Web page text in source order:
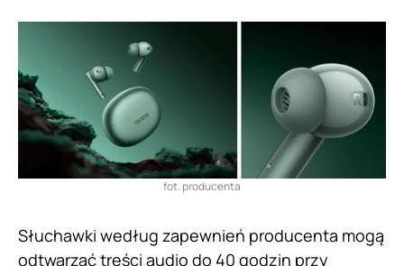
fot. producenta
Słuchawki według zapewnień producenta mogą
odtwarzać treści audio do 40 godzin przy